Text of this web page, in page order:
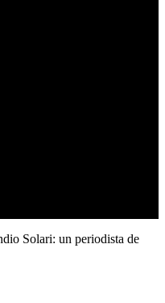
Solari: un periodista de